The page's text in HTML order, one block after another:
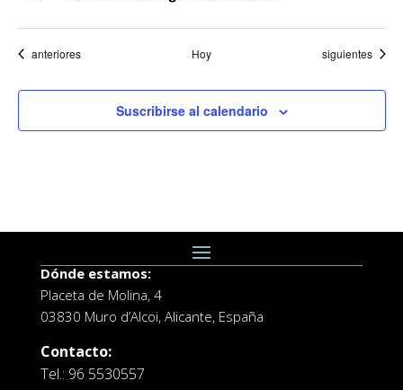
Eventos
anteriores Hoy Eventos
siguientes
Suscribirse al calendario
Dónde estamos:
Placeta de Molina, 4
03830 Muro d’Alcoi, Alicante, España
Contacto:
Tel.: 96 5530557